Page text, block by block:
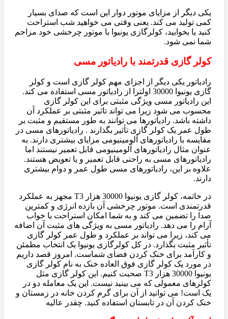
یکی دیگر از مزایای موتور دوار این است که صدای بسیار
کمی تولید می کند. یعنی وقتی می خواهید شب استراحت
کنید یا بخوابید، کولرگازی یونیوا با موتور چرخشی خود مزاحم
شما نمی شود.
کولر گازی قدرتمند با رادیاتور مسی
رادیاتور یکی دیگر از اجزای مهم کولر گازی است و کولر
گازی یونیوا 30000 اولترا از رادیاتور مسی استفاده می کند.
این رادیاتور مسی ویژگی مثبتی برای این کولر گازی
محسوب می شود زیرا می تواند تاثیر مثبتی بر عملکرد آن
داشته باشد. رادیاتورها می توانند به طور مستقیم و مثبت بر
طول عمر یک کولر گازی تأثیر بگذارند . رادیاتورهای مسی در
مقایسه با رادیاتورهای آلومینیومی مزایای بیشتری دارند. به
عنوان مثال رادیاتورهای آلومینیومی قابل تعمیر نیستند اما
رادیاتورهای مسی به راحتی قابل تعمیر و یا تعویض هستند.
علاوه بر این، رادیاتورهای مسی طول عمر و دوام بیشتری
دارند.
در خاتمه، کولر گازی یونیوا 30000 هزار T3 مجهز به عملکرد
قدرتمندی است. موتور چرخشی آن بازده انرژی و کمترین
صدا را تضمین می کند و به شما امکان استراحت یا خواب
آرام را می دهد. رادیاتور مسی به ویژگی های مثبت آن اضافه
می کند، زیرا می تواند بر عملکرد و طول عمر کولر گازی
تأثیر مثبت بگذارد. در کل کولرگازی یونیوا یک انتخاب مطمئن
و کارآمد برای خنک کردن فضای شماست. امروز قصد داریم
در مورد یک کولر گازی فوق العاده خنک به نام کولر گازی
یونیوا 30000 هزار T3 صحبت کنیم. این کولر گازی مثل
کولرهای معمولی که می بینید نیست. این یک معامله دو در
یک است! می توانید از آن برای گرم کردن خانه در زمستان و
خنک کردن آن در تابستان استفاده کنید. چقدر عالیه